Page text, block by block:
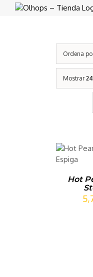
Saltar
Ordena
Mostrar
Hot